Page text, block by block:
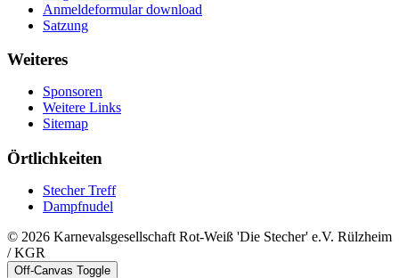
Anmeldeformular download
Satzung
Weiteres
Sponsoren
Weitere Links
Sitemap
Örtlichkeiten
Stecher Treff
Dampfnudel
© 2026 Karnevalsgesellschaft Rot-Weiß 'Die Stecher' e.V. Rülzheim
/ KGR
Off-Canvas Toggle